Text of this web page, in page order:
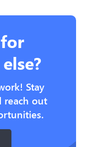
Stay
reach out